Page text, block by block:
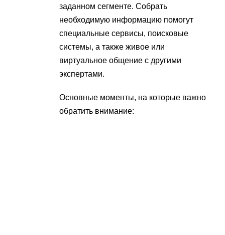
заданном сегменте. Собрать
необходимую информацию помогут
специальные сервисы, поисковые
системы, а также живое или
виртуальное общение с другими
экспертами.
Основные моменты, на которые важно
обратить внимание: